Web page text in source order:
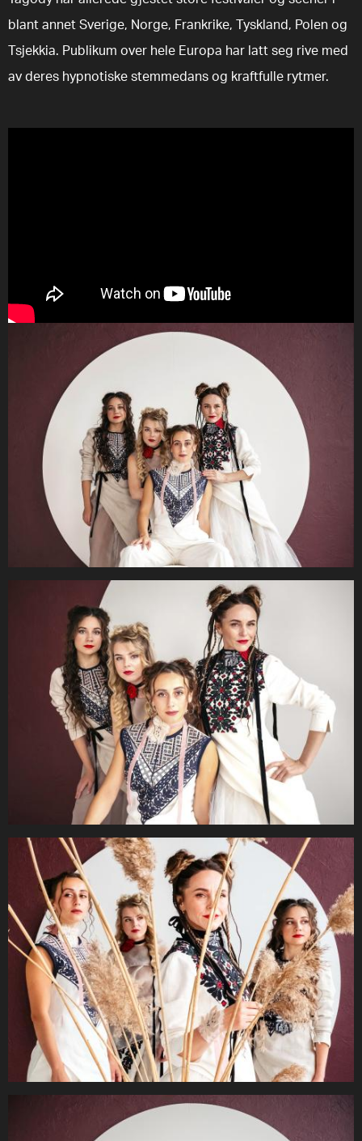
blant annet Sverige, Norge, Frankrike, Tyskland, Polen og
Tsjekkia. Publikum over hele Europa har latt seg rive med
av deres hypnotiske stemmedans og kraftfulle rytmer.